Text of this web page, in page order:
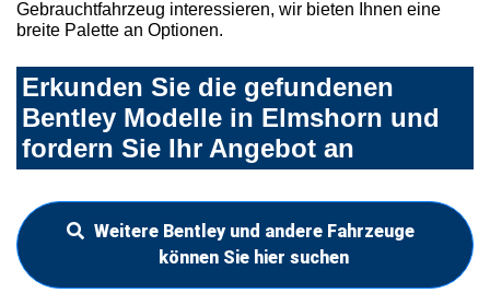
Gebrauchtfahrzeug interessieren, wir bieten Ihnen eine
breite Palette an Optionen.
Erkunden Sie die gefundenen
Bentley Modelle in Elmshorn und
fordern Sie Ihr Angebot an
Weitere Bentley und andere Fahrzeuge
können Sie hier suchen